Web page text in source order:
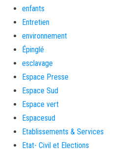
enfants
Entretien
environnement
Épinglé
esclavage
Espace Presse
Espace Sud
Espace vert
Espacesud
Etablissements & Services
Etat- Civil et Elections